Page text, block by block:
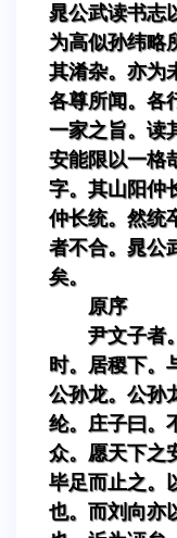
晁公武读书志
为高似孙纬略
其淆杂。亦为
各尊所闻。各
一家之旨。读
安能限以一格
字。其山阳仲
仲长统。然统
者不合。晁公
矣。
原序
尹文子者
时。居稷下。
公孙龙。公孙
纶。庄子曰。
众。愿天下之
毕足而止之。
也。而刘向亦